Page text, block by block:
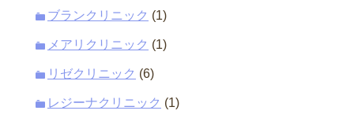
ブランクリニック (1)
メアリクリニック (1)
リゼクリニック (6)
レジーナクリニック (1)